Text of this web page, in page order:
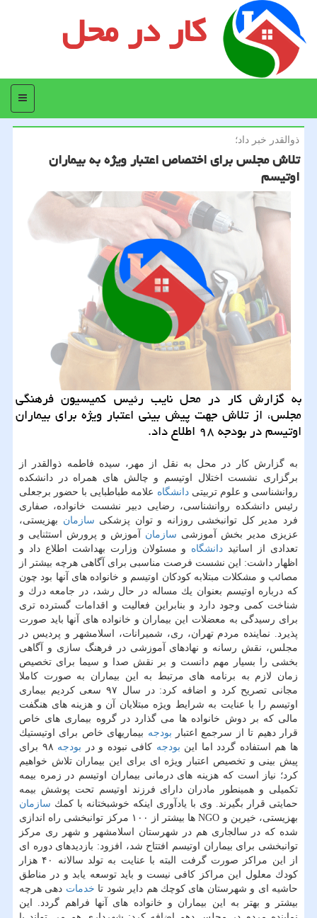
کار در محل
منو
ذوالقدر خبر داد؛
تلاش مجلس برای اختصاص اعتبار ویژه به بیماران
اوتیسم
به گزارش كار در محل نایب رئیس كمیسیون فرهنگی
مجلس، از تلاش جهت پیش بینی اعتبار ویژه برای بیماران
اوتیسم در بودجه ۹۸ اطلاع داد.
به گزارش كار در محل به نقل از مهر، سیده فاطمه ذوالقدر از
برگزاری نشست اختلال اوتیسم و چالش های همراه در دانشكده
روانشناسی و علوم تربیتیدانشگاه علامه طباطبایی با حضور برجعلی
رئیس دانشكده روانشناسی، رضایی دبیر نشست خانواده، صفاری
فرد مدیر كل توانبخشی روزانه و توان پزشكی سازمان بهزیستی،
عزیزی مدیر بخش آموزشی سازمان آموزش و پرورش استثنایی و
تعدادی از اساتید دانشگاه و مسئولان وزارت بهداشت اطلاع داد و
اظهار داشت: این نشست فرصت مناسبی برای آگاهی هرچه بیشتر از
مصائب و مشكلات مبتلابه كودكان اوتیسم و خانواده های آنها بود چون
كه درباره اوتیسم بعنوان یك مساله در حال رشد، در جامعه درك و
شناخت كمی وجود دارد و بنابراین فعالیت و اقدامات گسترده تری
برای رسیدگی به معضلات این بیماران و خانواده های آنها باید صورت
پذیرد. نماینده مردم تهران، ری، شمیرانات، اسلامشهر و پردیس در
مجلس، نقش رسانه و نهادهای آموزشی در فرهنگ سازی و آگاهی
بخشی را بسیار مهم دانست و بر نقش صدا و سیما برای تخصیص
زمان لازم به برنامه های مرتبط به این بیماران به صورت كاملا
مجانی تصریح كرد و اضافه كرد: در سال ۹۷ سعی كردیم بیماری
اوتیسم را با عنایت به شرایط ویژه مبتلایان آن و هزینه های هنگفت
مالی كه بر دوش خانواده ها می گذارد در گروه بیماری های خاص
قرار دهیم تا از سرجمع اعتبار بودجه بیماریهای خاص برای اوتیستیك
ها هم استفاده گردد اما این بودجه كافی نبوده و در بودجه
۹۸ برای
پیش بینی و تخصیص اعتبار ویژه ای برای این بیماران تلاش خواهیم
كرد؛ نیاز است كه هزینه های درمانی بیماران اوتیسم در زمره بیمه
تكمیلی و همینطور مادران دارای فرزند اوتیسم تحت پوشش بیمه
حمایتی قرار بگیرند. وی با یادآوری اینكه خوشبختانه با كمك سازمان
بهزیستی، خیرین و NGO ها بیشتر از ۱۰۰ مركز توانبخشی راه اندازی
شده كه در سالجاری هم در شهرستان اسلامشهر و شهر ری مركز
توانبخشی برای بیماران اوتیسم افتتاح شد، افزود: بازدیدهای دوره ای
از این مراكز صورت گرفت البته با عنایت به تولد سالانه ۴۰ هزار
كودك معلول این مراكز كافی نیست و باید توسعه یابد و در مناطق
حاشیه ای و شهرستان های كوچك هم دایر شود تا خدمات دهی هرچه
بیشتر و بهتر به این بیماران و خانواده های آنها فراهم گردد. این